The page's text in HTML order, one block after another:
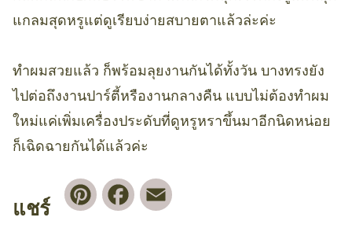
แกลมสุดหรูแต่ดูเรียบง่ายสบายตาแล้วล่ะค่ะ
ทำผมสวยแล้ว ก็พร้อมลุยงานกันได้ทั้งวัน บางทรงยัง
ไปต่อถึงงานปาร์ตี้หรืองานกลางคืน แบบไม่ต้องทำผม
ใหม่แค่เพิ่มเครื่องประดับที่ดูหรูหราขึ้นมาอีกนิดหน่อย
ก็เฉิดฉายกันได้แล้วค่ะ
แชร์
PinterestFacebook